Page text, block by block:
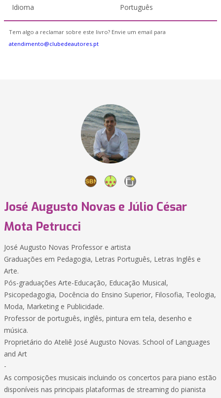
Idioma Português
Tem algo a reclamar sobre este livro? Envie um email para
atendimento@clubedeautores.pt
José Augusto Novas e Júlio César
Mota Petrucci
José Augusto Novas Professor e artista
Graduações em Pedagogia, Letras Português, Letras Inglês e
Arte.
Pós-graduações Arte-Educação, Educação Musical,
Psicopedagogia, Docência do Ensino Superior, Filosofia, Teologia,
Moda, Marketing e Publicidade.
Professor de português, inglês, pintura em tela, desenho e
música.
Proprietário do Ateliê José Augusto Novas. School of Languages
and Art
-
As composições musicais incluindo os concertos para piano estão
disponíveis nas principais plataformas de streaming do pianista